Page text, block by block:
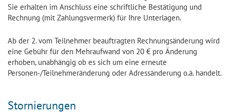
Sie erhalten im Anschluss eine schriftliche Bestätigung und
Rechnung (mit Zahlungsvermerk) für Ihre Unterlagen.
Ab der 2. vom Teilnehmer beauftragten Rechnungsänderung wird
eine Gebühr für den Mehraufwand von 20 € pro Änderung
erhoben, unabhängig ob es sich um eine erneute
Personen-/Teilnehmeränderung oder Adressänderung o.ä. handelt.
Stornierungen